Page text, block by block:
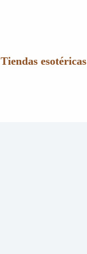
Tiendas esotéricas